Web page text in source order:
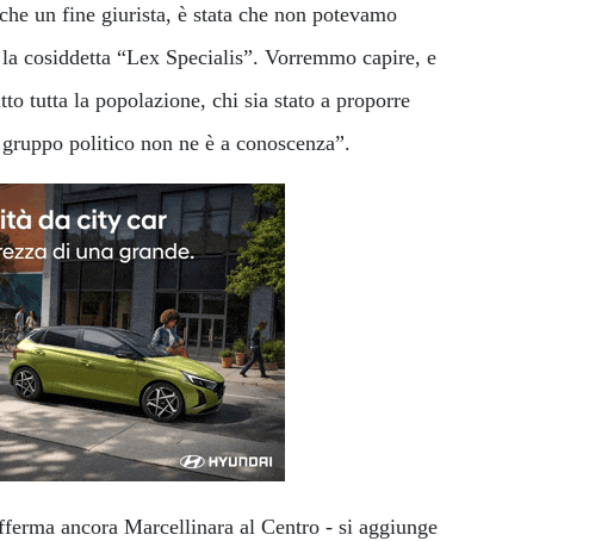
un fine giurista, è stata che non potevamo
cosiddetta “Lex Specialis”. Vorremmo capire, e
tutta la popolazione, chi sia stato a proporre
politico non ne è a conoscenza”.
ancora Marcellinara al Centro - si aggiunge